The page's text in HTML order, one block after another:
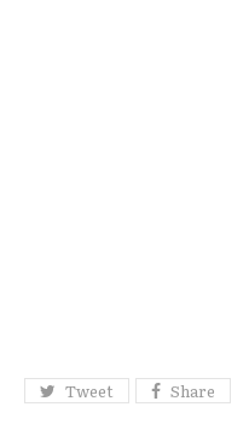
Tweet Share